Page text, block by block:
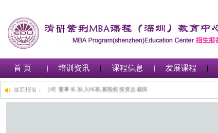
首 页 培训资讯 课程信息 发展课程
最新报名：
金融集团有限公司 董事长 加入PE私募股权投资总裁班